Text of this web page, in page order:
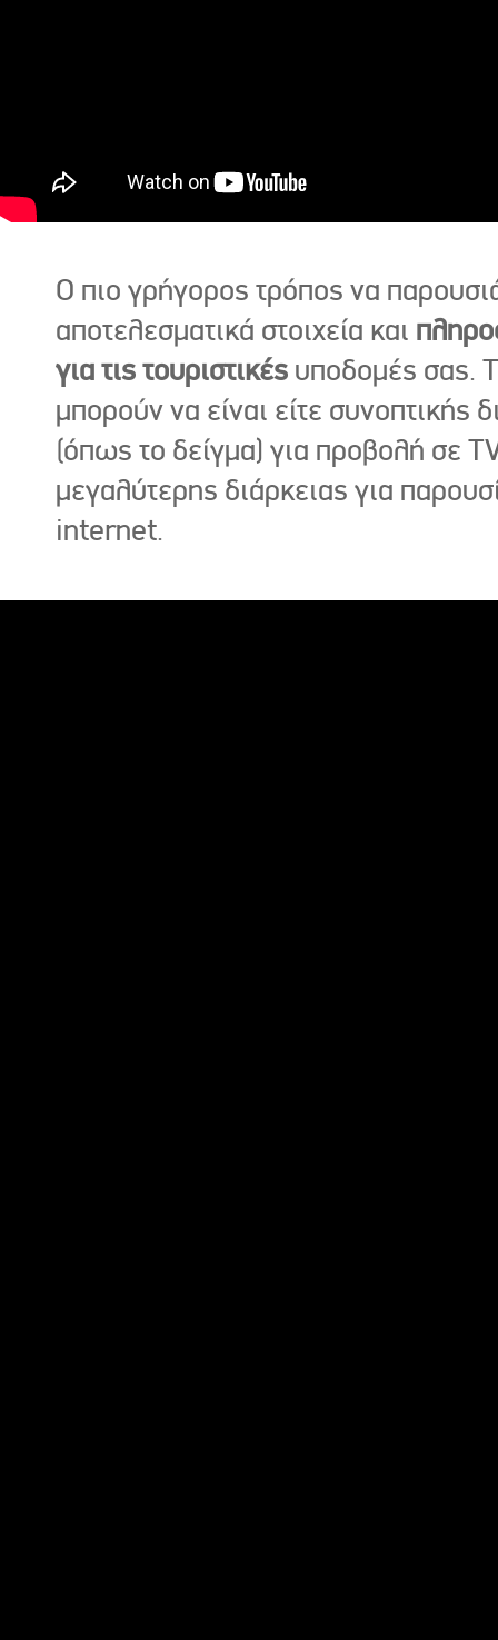
Ο πιο γρήγορος τρόπος να
αποτελεσματικά στοιχεία και
για τις τουριστικές υποδομές σας.
μπορούν να είναι είτε συνοπτικής
(όπως το δείγμα) για προβολή σε
μεγαλύτερης διάρκειας για
internet.